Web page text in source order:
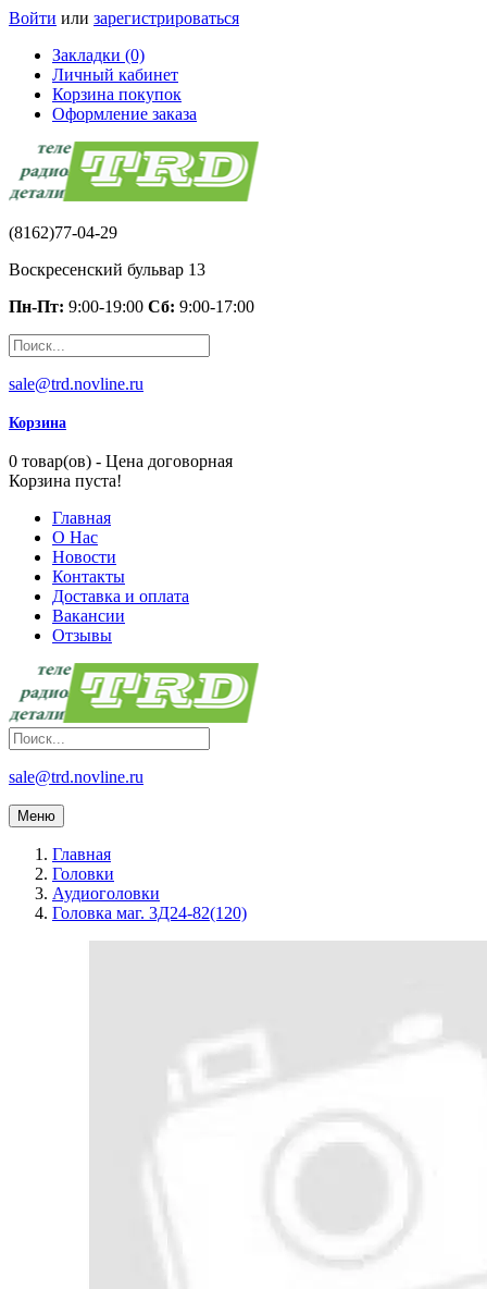
Войти или зарегистрироваться
Закладки (0)
Личный кабинет
Корзина покупок
Оформление заказа
(8162)77-04-29
Воскресенский бульвар 13
Пн-Пт: 9:00-19:00 Сб: 9:00-17:00
sale@trd.novline.ru
Корзина
0 товар(ов) - Цена договорная
Корзина пуста!
Главная
О Нас
Новости
Контакты
Доставка и оплата
Вакансии
Отзывы
sale@trd.novline.ru
Меню
Главная
Головки
Аудиоголовки
Головка маг. 3Д24-82(120)